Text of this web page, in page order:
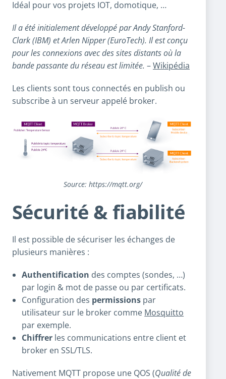
Idéal pour vos projets IOT, domotique, …
Il a été initialement développé par Andy Stanford-
Clark (IBM) et Arlen Nipper (EuroTech). Il est conçu
pour les connexions avec des sites distants où la
bande passante du réseau est limitée. –Wikipédia
Les clients sont tous connectés en publish ou
subscribe à un serveur appelé broker.
Source: https://mqtt.org/
Sécurité & fiabilité
Il est possible de sécuriser les échanges de
plusieurs manières :
Authentification des comptes (sondes, …)
par login & mot de passe ou par certificats.
Configuration des permissions par
utilisateur sur le broker comme Mosquitto
par exemple.
Chiffrer les communications entre client et
broker en SSL/TLS.
Nativement MQTT propose une QOS (Qualité de